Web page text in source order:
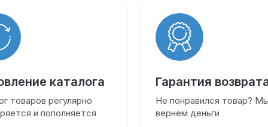
каталога
товаров регулярно
и пополняется
Гарантия
Не понравился товар?
вернем деньги